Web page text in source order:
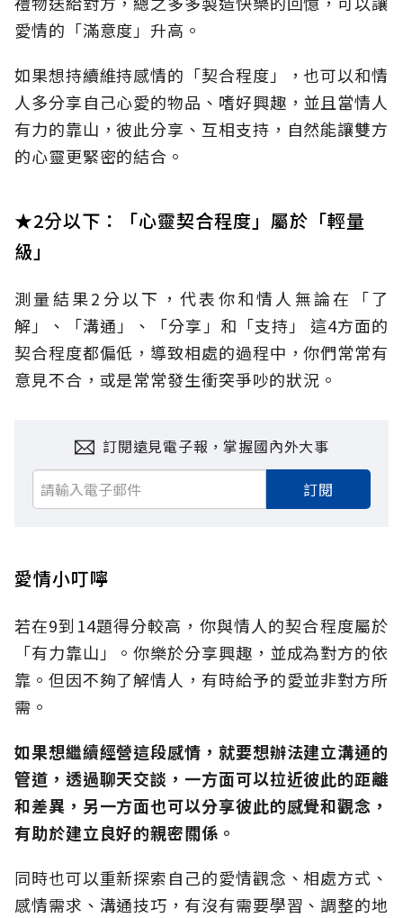
愛情的「滿意度」升高。
如果想持續維持感情的「契合程度」，也可以和情
人多分享自己心愛的物品、嗜好興趣，並且當情人
有力的靠山，彼此分享、互相支持，自然能讓雙方
的心靈更緊密的結合。
★2分以下：「心靈契合程度」屬於「輕量
級」
測量結果2分以下，代表你和情人無論在「了
解」、「溝通」、「分享」和「支持」 這4方面的
契合程度都偏低，導致相處的過程中，你們常常有
意見不合，或是常常發生衝突爭吵的狀況。
訂閱遠見電子報，掌握國內外大事
訂閱
愛情小叮嚀
若在9到14題得分較高，你與情人的契合程度屬於
「有力靠山」。你樂於分享興趣，並成為對方的依
靠。但因不夠了解情人，有時給予的愛並非對方所
需。
如果想繼續經營這段感情，就要想辦法建立溝通的
管道，透過聊天交談，一方面可以拉近彼此的距離
和差異，另一方面也可以分享彼此的感覺和觀念，
有助於建立良好的親密關係。
同時也可以重新探索自己的愛情觀念、相處方式、
感情需求、溝通技巧，有沒有需要學習、調整的地